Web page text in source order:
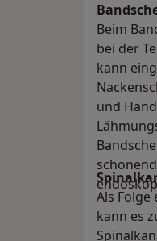
Beim
bei der
kann
und
Als
kann es